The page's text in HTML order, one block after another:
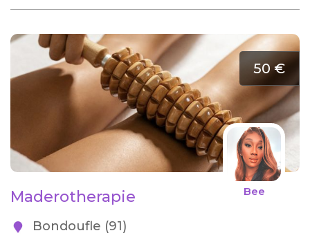
50 €
Bee
Maderotherapie
Bondoufle (91)